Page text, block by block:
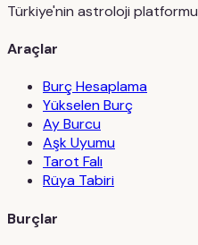
Türkiye'nin astroloji platformu
Araçlar
Burç Hesaplama
Yükselen Burç
Ay Burcu
Aşk Uyumu
Tarot Falı
Rüya Tabiri
Burçlar